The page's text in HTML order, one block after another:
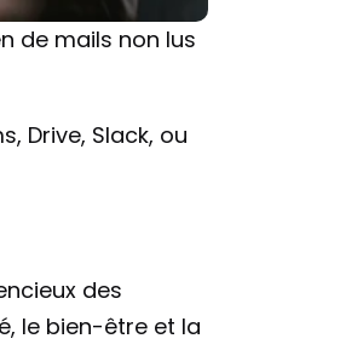
de mails non lus
Drive, Slack, ou
des
le bien-être et la